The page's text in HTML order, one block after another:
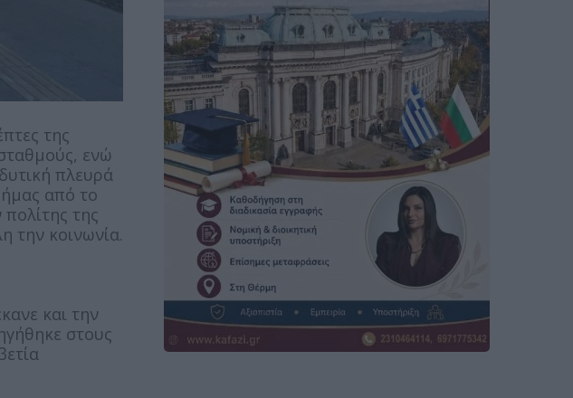
της
ενώ
πλευρά
από το
της
την κοινωνία.
και την
στους